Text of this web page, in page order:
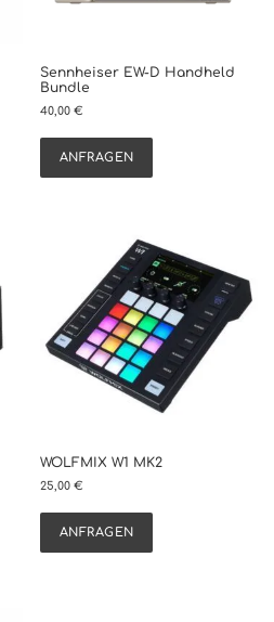
s
t
i
Sennheiser EW-D Handheld
Bundle
40,00€
ANFRAGEN
WOLFMIX W1 MK2
25,00€
ANFRAGEN